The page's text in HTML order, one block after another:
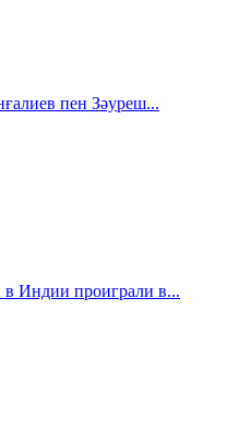
пен Зәуреш...
Индии проиграли в...